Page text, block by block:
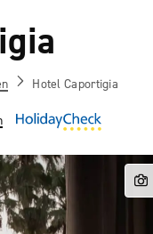
Hotel Caportigia